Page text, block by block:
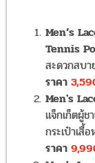
Men’s
Tennis
สะดวกสบ
ราคา
Men's
แจ็กเก็ตผู้ช
กระเป๋าเสื้
ราคา